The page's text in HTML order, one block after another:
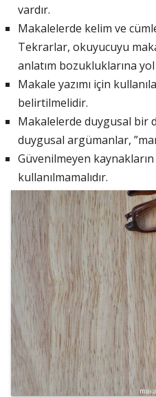
vardır.
Makalelerde kelim ve
Tekrarlar, okuyucuyu
anlatım bozukluklarına yol
Makale yazımı için
belirtilmelidir.
Makalelerde duygusal bir
duygusal argümanlar,
Güvenilmeyen
kullanılmamalıdır.